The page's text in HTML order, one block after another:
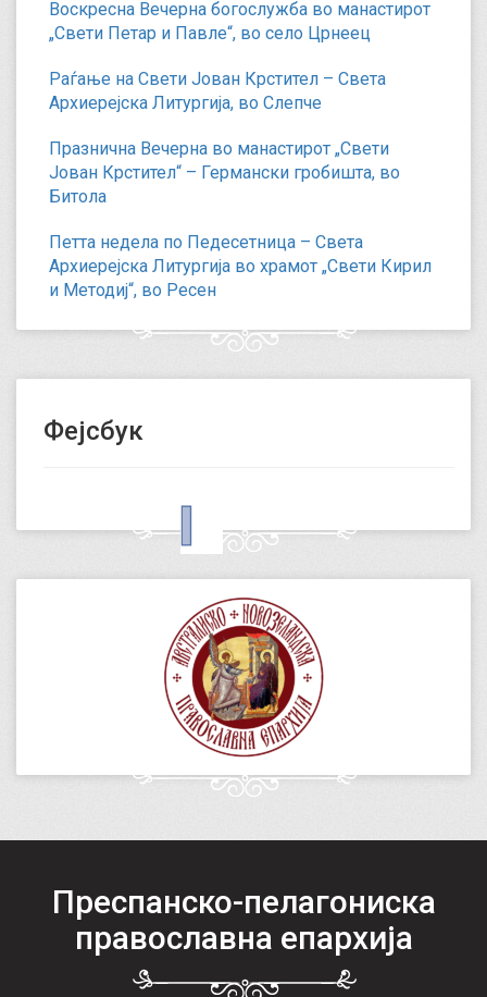
Воскресна Вечерна богослужба во манастирот
„Свети Петар и Павле“, во село Црнеец
Раѓање на Свети Јован Крстител – Света
Архиерејска Литургија, во Слепче
Празнична Вечерна во манастирот „Свети
Јован Крстител“ – Германски гробишта, во
Битола
Петта недела по Педесетница – Света
Архиерејска Литургија во храмот „Свети Кирил
и Методиј“, во Ресен
Фејсбук
Преспанско-пелагониска
православна епархија